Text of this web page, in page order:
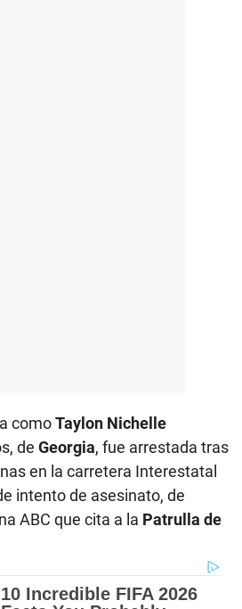
comoTaylon Nichelle
de Georgia, fue arrestada tras
en la carretera Interestatal
intento de asesinato, de
ABC que cita a la Patrulla de